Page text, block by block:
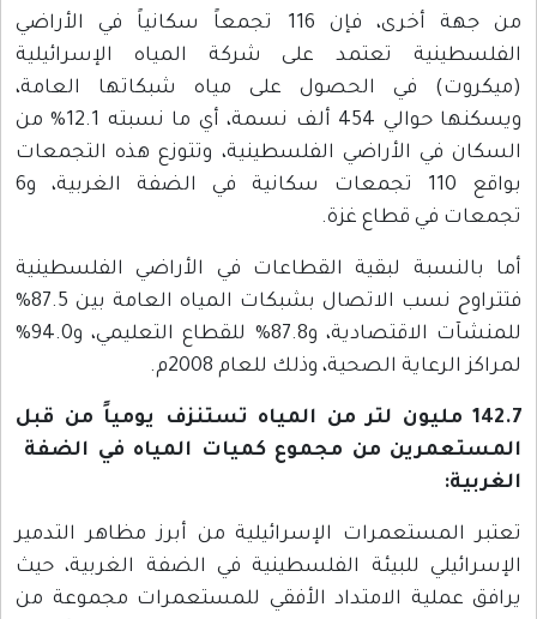
من جهة أخرى، فإن 116 تجمعاً سكانياً في الأراضي
الفلسطينية تعتمد على شركة المياه الإسرائيلية
(ميكروت) في الحصول على مياه شبكاتها العامة،
ويسكنها حوالي 454 ألف نسمة، أي ما نسبته 12.1% من
السكان في الأراضي الفلسطينية، وتتوزع هذه التجمعات
بواقع 110 تجمعات سكانية في الضفة الغربية، و6
تجمعات في قطاع غزة.
أما بالنسبة لبقية القطاعات في الأراضي الفلسطينية
فتتراوح نسب الاتصال بشبكات المياه العامة بين 87.5%
للمنشآت الاقتصادية، و87.8% للقطاع التعليمي، و94.0%
لمراكز الرعاية الصحية، وذلك للعام 2008م.
142.7 مليون لتر من المياه تستنزف يومياً من قبل
المستعمرين من مجموع كميات المياه في الضفة
الغربية:
تعتبر المستعمرات الإسرائيلية من أبرز مظاهر التدمير
الإسرائيلي للبيئة الفلسطينية في الضفة الغربية، حيث
يرافق عملية الامتداد الأفقي للمستعمرات مجموعة من